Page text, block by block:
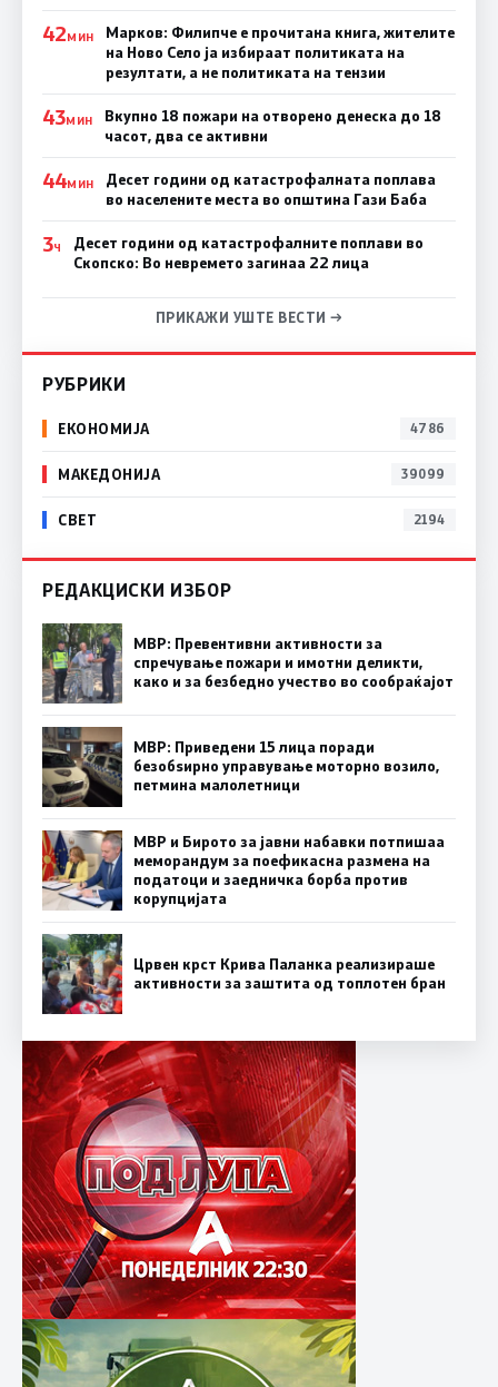
42МИН
Марков: Филипче е прочитана книга, жителите
на Ново Село ја избираат политиката на
резултати, а не политиката на тензии
43МИН
Вкупно 18 пожари на отворено денеска до 18
часот, два се активни
44МИН
Десет години од катастрофалната поплава
во населените места во општина Гази Баба
3Ч
Десет години од катастрофалните поплави во
Скопско: Во невремето загинаа 22 лица
ПРИКАЖИ УШТЕ ВЕСТИ →
РУБРИКИ
ЕКОНОМИЈА 4786
МАКЕДОНИЈА 39099
СВЕТ 2194
РЕДАКЦИСКИ ИЗБОР
МВР: Превентивни активности за
спречување пожари и имотни деликти,
како и за безбедно учество во сообраќајот
МВР: Приведени 15 лица поради
безобѕирно управување моторно возило,
петмина малолетници
МВР и Бирото за јавни набавки потпишаа
меморандум за поефикасна размена на
податоци и заедничка борба против
корупцијата
Црвен крст Крива Паланка реализираше
активности за заштита од топлотен бран